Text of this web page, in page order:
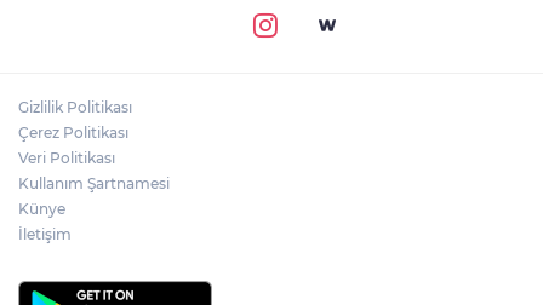
Gizlilik Politikası
Çerez Politikası
Veri Politikası
Kullanım Şartnamesi
Künye
İletişim